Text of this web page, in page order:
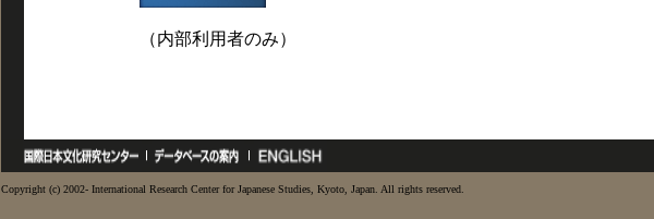
（内部利用者のみ）
Copyright (c) 2002- International Research Center for Japanese Studies, Kyoto, Japan. All rights reserved.